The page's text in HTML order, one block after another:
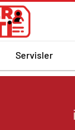
Servisler